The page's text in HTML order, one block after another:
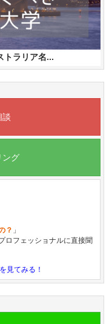
トラリア名...
談
ング
？ 」
ロフェッショナルに直接聞
見てみる！